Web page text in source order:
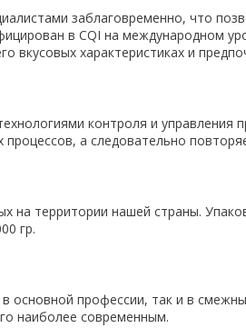
заблаговременно, что
в CQI на международном
характеристиках и
контроля и управления
а следовательно
территории нашей страны.
гр.
профессии, так и в
наиболее современным.